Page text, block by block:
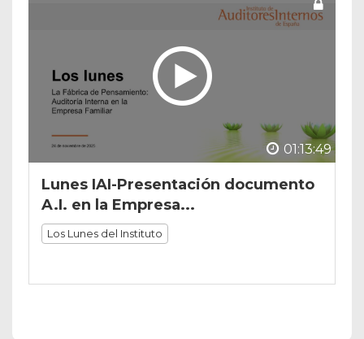
01:13:49
Lunes IAI-Presentación documento
A.I. en la Empresa...
Los Lunes del Instituto